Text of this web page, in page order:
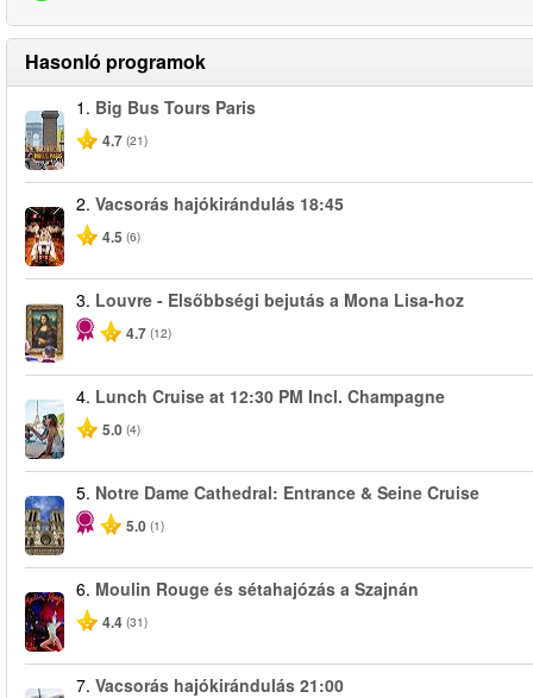
Hasonló programok
1. Big Bus Tours Paris
4.7 (21)
2. Vacsorás hajókirándulás 18:45
4.5 (6)
3. Louvre - Elsőbbségi bejutás a Mona Lisa-hoz
4.7 (12)
4. Lunch Cruise at 12:30 PM Incl. Champagne
5.0 (4)
5. Notre Dame Cathedral: Entrance & Seine Cruise
5.0 (1)
6. Moulin Rouge és sétahajózás a Szajnán
4.4 (31)
7. Vacsorás hajókirándulás 21:00